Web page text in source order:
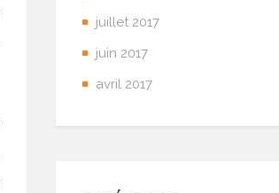
juillet 2017
juin 2017
avril 2017